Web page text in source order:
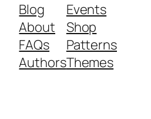
Blog
About
FAQs
Authors
Events
Shop
Patterns
Themes